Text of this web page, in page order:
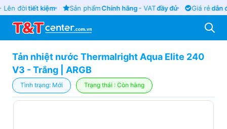
đờitiết kiệm Sản phẩmChính hãng- VATđầy đủ Giá rẻdẫn
Tản nhiệt nước Thermalright Aqua Elite 240
V3 - Trắng | ARGB
Tình trạng: Mới Trạng thái : Còn hàng